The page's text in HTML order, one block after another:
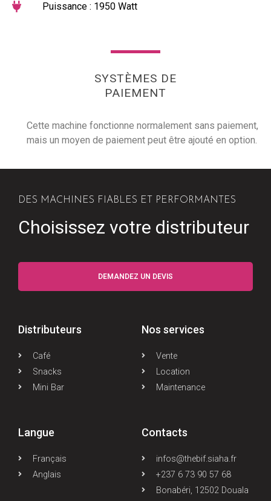
Puissance : 1950 Watt
SYSTÈMES DE
PAIEMENT
Cette machine fonctionne normalement sans paiement,
mais un moyen de paiement peut être ajouté en option.
DES MACHINES FIABLES ET PERFORMANTES
Choisissez votre distributeur
DEMANDEZ UN DEVIS
Distributeurs
Café
Snacks
Mini Bar
Nos services
Vente
Location
Maintenance
Langue
Français
Anglais
Contacts
infos@thebif.siaha.fr
+237 6 73 90 57 68
Bonabéri, 12502 Douala